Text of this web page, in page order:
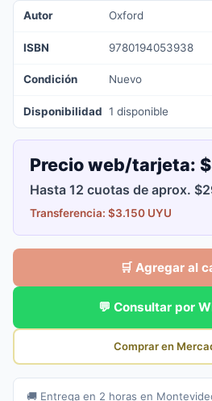
Autor Oxford
ISBN 9780194053938
Condición Nuevo
Disponibilidad 1 disponible
Precio web/tarjeta:
Hasta 12 cuotas de aprox.
Transferencia: $3.150 UYU
🛒 Agregar al
💬 Consultar por
Comprar en
🚚 Entrega en 2 horas en